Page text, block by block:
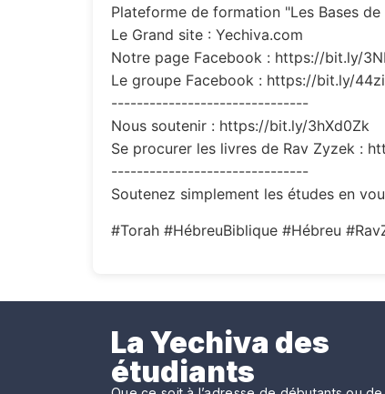
Plateforme de formation "Les Bases
Le Grand site : Yechiva.com
Notre page Facebook : https://bit.ly/
Le groupe Facebook : https://bit.ly/
-------------------------------
Nous soutenir : https://bit.ly/3hXd0Zk
Se procurer les livres de Rav Zyzek :
-------------------------------
Soutenez simplement les études en
#Torah #HébreuBiblique #Hébreu
La Yechiva des
étudiants